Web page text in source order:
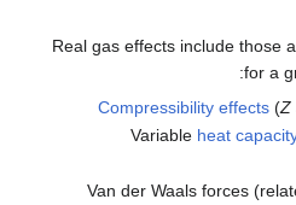
Real gas effects include those
for a
Compressibility effects(Z
Variable heat
Van der Waals forces